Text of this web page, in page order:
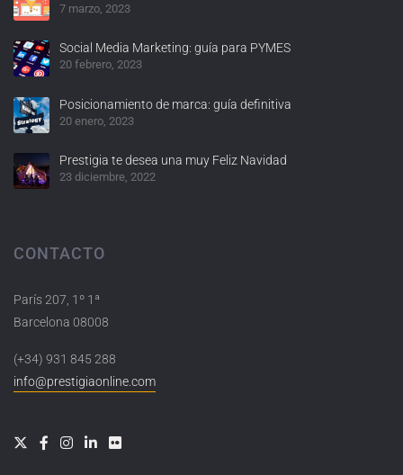
7 marzo, 2023
Social Media Marketing: guía para PYMES
20 febrero, 2023
Posicionamiento de marca: guía definitiva
20 enero, 2023
Prestigia te desea una muy Feliz Navidad
23 diciembre, 2022
CONTACTO
París 207, 1º 1ª
Barcelona 08008
(+34) 931 845 288
info@prestigiaonline.com